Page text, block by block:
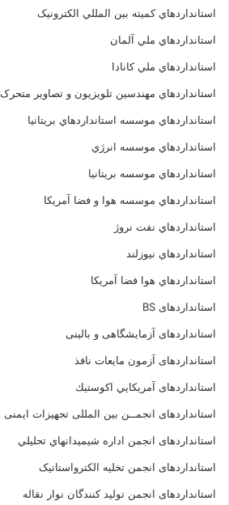
استانداردهاي کميته بين المللي الکترونيک
استانداردهاي ملي آلمان
استانداردهاي ملي کانادا
استانداردهاي مهندسين تلويزيون و تصاوير متحرک
استانداردهاي موسسه استانداردهاي بريتانيا
استانداردهاي موسسه انرژي
استانداردهاي موسسه بريتانيا
استانداردهاي موسسه هوا و فضا آمريکا
استانداردهاي نفت نروژ
استانداردهاي نيوزلند
استانداردهاي هوا فضا آمريکا
استانداردهای BS
استانداردهای آزمایشگاهی و بالینی
استانداردهای آزمون مایعات نافذ
استانداردهای آمريكايي اكوستيك
استانداردهای انجمــن بين المللى تجهيزات ايمنى
استانداردهای انجمن اداره شيميدانهاي تحليلي
استانداردهای انجمن تخليه الکترواستاتيک
استانداردهای انجمن توليد کنندگان نوار نقاله